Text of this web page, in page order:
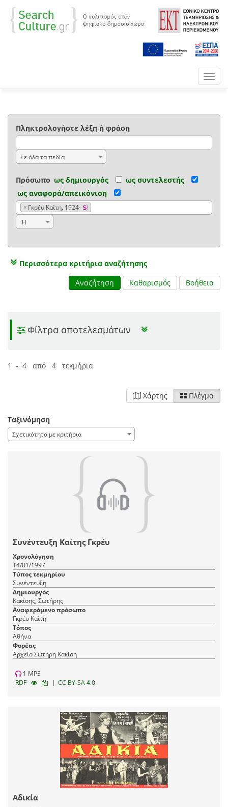
Πληκτρολογήστε λέξη ή φράση
Σε όλα τα πεδία
Πρόσωπο ως δημιουργός
ως συντελεστής
ως αναφορά/απεικόνιση
× Γκρέυ Καίτη, 1924-
'Η
Περισσότερα κριτήρια αναζήτησης
Αναζήτηση
Καθαρισμός Βοήθεια
Φίλτρα αποτελεσμάτων
1 - 4 από 4 τεκμήρια
Χάρτης Πλέγμα
Ταξινόμηση
Σχετικότητα με κριτήρια
Συνέντευξη Καίτης Γκρέυ
Χρονολόγηση
14/01/1997
Τύπος τεκμηρίου
Συνέντευξη
Δημιουργός
Κακίσης, Σωτήρης
Αναφερόμενο πρόσωπο
Γκρέυ Καίτη
Τόπος
Αθήνα
Φορέας
Αρχείο Σωτήρη Κακίση
1 MP3
RDF
| CC BY-SA 4.0
Αδικία